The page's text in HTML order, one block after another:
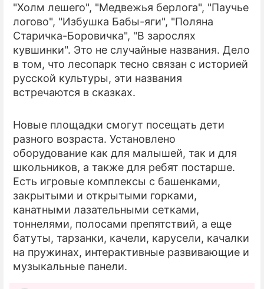
"Холм лешего", "Медвежья берлога", "Паучье
логово", "Избушка Бабы-яги", "Поляна
Старичка-Боровичка", "В зарослях
кувшинки". Это не случайные названия. Дело
в том, что лесопарк тесно связан с историей
русской культуры, эти названия
встречаются в сказках.
Новые площадки смогут посещать дети
разного возраста. Установлено
оборудование как для малышей, так и для
школьников, а также для ребят постарше.
Есть игровые комплексы с башенками,
закрытыми и открытыми горками,
канатными лазательными сетками,
тоннелями, полосами препятствий, а еще
батуты, тарзанки, качели, карусели, качалки
на пружинах, интерактивные развивающие и
музыкальные панели.